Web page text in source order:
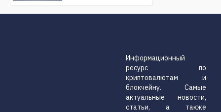
Информационный
ресурс по
криптовалютам и
блокчейну. Самые
актуальные новости,
статьи, а также